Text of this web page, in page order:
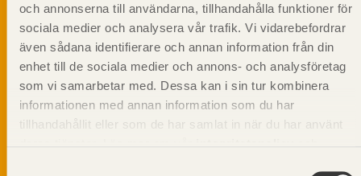
och annonserna till användarna, tillhandahålla funktioner för
sociala medier och analysera vår trafik. Vi vidarebefordrar
även sådana identifierare och annan information från din
enhet till de sociala medier och annons- och analysföretag
som vi samarbetar med. Dessa kan i sin tur kombinera
informationen med annan information som du har
tillhandahållit eller som de har samlat in när du har använt